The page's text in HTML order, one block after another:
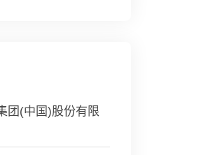
团(中国)股份有限